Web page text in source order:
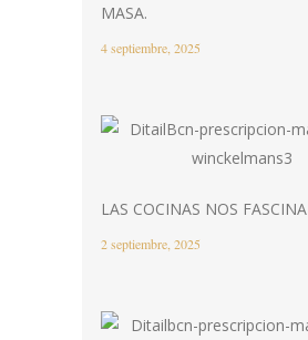
MASA.
4 septiembre, 2025
LAS COCINAS NOS
2 septiembre, 2025